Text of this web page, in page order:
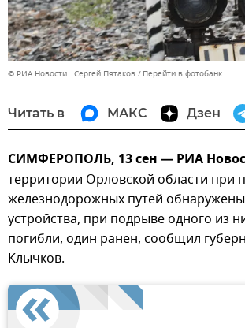
© РИА Новости . Сергей Пятаков Перейти в фотобанк
Читать в МАКС Дзен
СИМФЕРОПОЛЬ, 13 сен — РИА
территории Орловской области при
железнодорожных путей
устройства, при подрыве одного из
погибли, один ранен, сообщил
Клычков.